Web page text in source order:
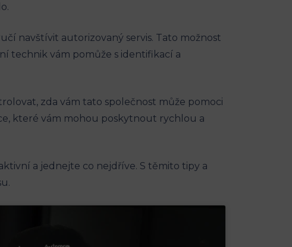
navštívit ‌autorizovaný‍ servis. Tato možnost
technik vám ‍pomůže s identifikací ⁤a
zda ​vám tato‌ společnost⁢ může pomoci
které vám mohou poskytnout rychlou⁣ a
a jednejte co⁤ nejdříve. S těmito⁢ tipy a